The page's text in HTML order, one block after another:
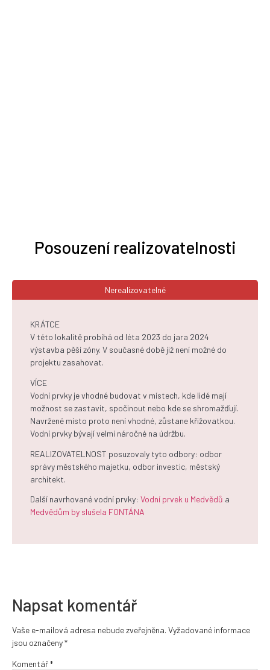
Posouzení realizovatelnosti
Nerealizovatelné
KRÁTCE
V této lokalitě probíhá od léta 2023 do jara 2024
výstavba pěší zóny. V současné době již není možné do
projektu zasahovat.
VÍCE
Vodní prvky je vhodné budovat v místech, kde lidé mají
možnost se zastavit, spočinout nebo kde se shromažďují.
Navržené místo proto není vhodné, zůstane křižovatkou.
Vodní prvky bývají velmi náročné na údržbu.
REALIZOVATELNOST posuzovaly tyto odbory: odbor
správy městského majetku, odbor investic, městský
architekt.
Další navrhované vodní prvky: Vodní prvek u Medvědů a
Medvědům by slušela FONTÁNA
Napsat komentář
Vaše e-mailová adresa nebude zveřejněna. Vyžadované informace
jsou označeny*
Komentář*